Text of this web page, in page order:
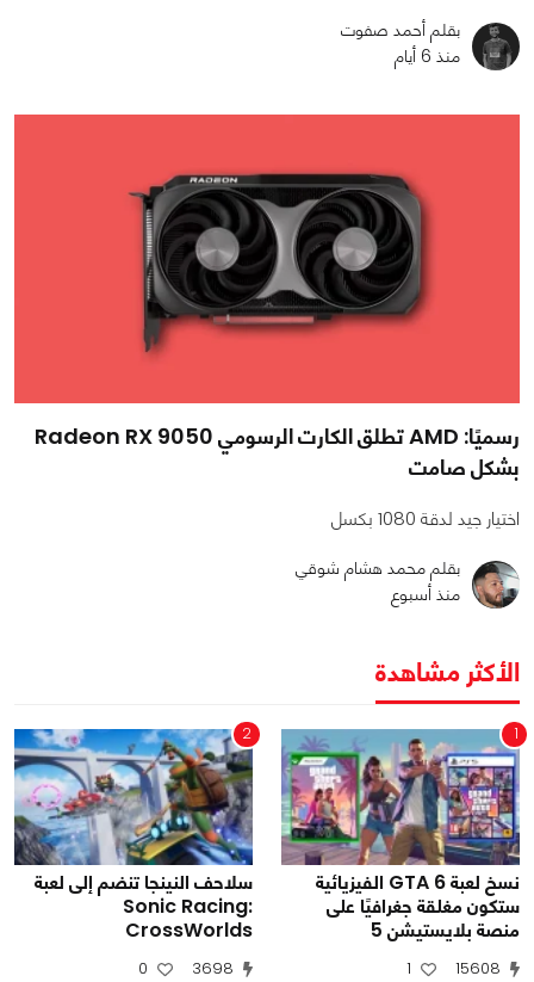
بقلم أحمد صفوت
منذ 6 أيام
رسميًا: AMD تطلق الكارت الرسومي Radeon RX 9050
بشكل صامت
اختيار جيد لدقة 1080 بكسل
بقلم محمد هشام شوقي
منذ أسبوع
الأكثر مشاهدة
1
نسخ لعبة GTA 6 الفيزيائية
ستكون مغلقة جغرافيًا على
منصة بلايستيشن 5
15608
1
2
سلاحف النينجا تنضم إلى لعبة
Sonic Racing:
CrossWorlds
3698
0